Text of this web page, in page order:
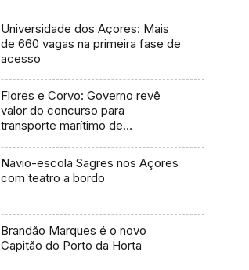
Universidade dos Açores: Mais
de 660 vagas na primeira fase de
acesso
Flores e Corvo: Governo revê
valor do concurso para
transporte marítimo de
Navio-escola Sagres nos Açores
com teatro a bordo
Brandão Marques é o novo
Capitão do Porto da Horta